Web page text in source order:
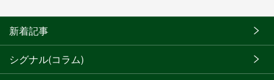
新着記事
シグナル(コラム)